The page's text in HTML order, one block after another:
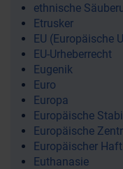
ethnische
Etrusker
EU (Europäische
EU-Urheberrecht
Eugenik
Euro
Europa
Europäische
Europäische
Europäischer
Euthanasie